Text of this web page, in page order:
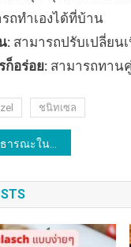
ถทำเองได้ที่บ้าน
: สามารถปรับเปลี่ย
ก็อร่อย: สามารถทาน
ชนิทเซล
รมนี มีอะไรบ้าง?